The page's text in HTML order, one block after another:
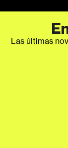
Las últimas